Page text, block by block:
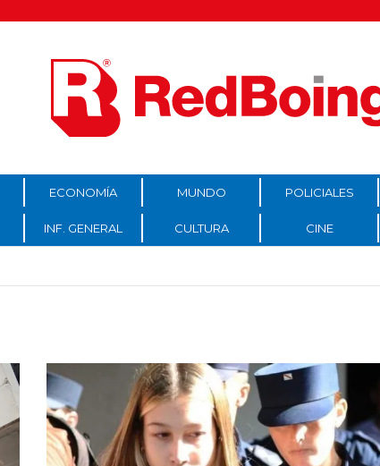
ECONOMÍA MUNDO POLICIALES
INF. GENERAL CULTURA CINE